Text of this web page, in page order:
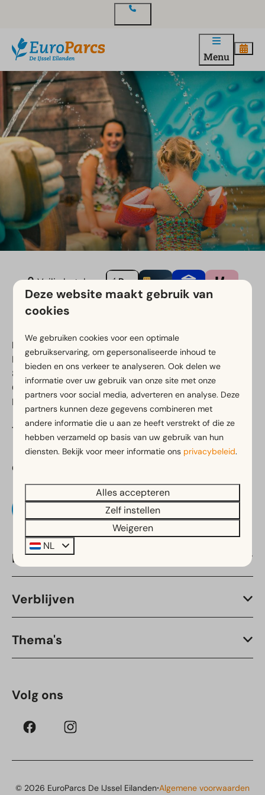
Menu
Veilig betalen
EuroParcs De IJssel Eilanden
Flevoweg 90
8265 PL Kampen
Overijssel
Nederland
Telefoonnummer: +31 (0)85 760 4391
Onderdeel van:
Navigatie
Verblijven
Thema's
Volg ons
© 2026 EuroParcs De IJssel Eilanden·Algemene voorwaarden
Deze website maakt gebruik van
cookies
We gebruiken cookies voor een optimale
gebruikservaring, om gepersonaliseerde inhoud te
bieden en ons verkeer te analyseren. Ook delen we
informatie over uw gebruik van onze site met onze
partners voor social media, adverteren en analyse. Deze
partners kunnen deze gegevens combineren met
andere informatie die u aan ze heeft verstrekt of die ze
hebben verzameld op basis van uw gebruik van hun
diensten. Bekijk voor meer informatie ons privacybeleid.
Alles accepteren
Zelf instellen
Weigeren
NL